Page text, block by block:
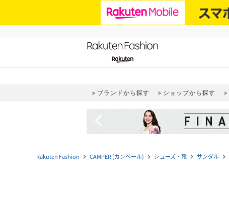
ブランドから探す ショップから探す
Rakuten Fashion navigate_next CAMPER (カンペール) navigate_next シューズ・靴 navigate_next サンダル navigate_next